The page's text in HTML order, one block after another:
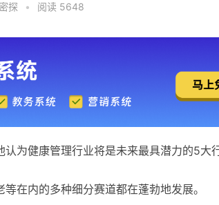
探 • 阅读 5648
为健康管理行业将是未来最具潜力的5大
在内的多种细分赛道都在蓬勃地发展。